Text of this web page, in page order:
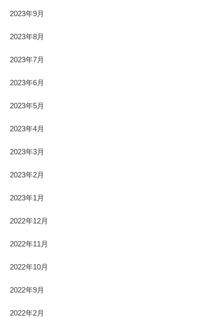
2023年9月
2023年8月
2023年7月
2023年6月
2023年5月
2023年4月
2023年3月
2023年2月
2023年1月
2022年12月
2022年11月
2022年10月
2022年9月
2022年2月